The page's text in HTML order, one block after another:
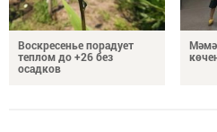
Воскресенье порадует
теплом до +26 без
осадков